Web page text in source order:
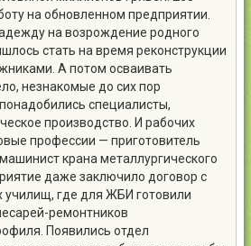
на обновленном предприятии.
на возрождение родного
стать на время реконструкции
А потом осваивать
незнакомые до сих пор
специалисты,
производство. И рабочих
профессии — приготовитель
крана металлургического
даже заключило договор с
училищ, где для ЖБИ готовили
ремонтников
Появились отдел